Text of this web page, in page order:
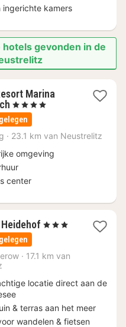
ingerichte kamers
gevonden in de
Marina
2
nachten
vanaf
€
, 4 Sterren
· 23.1 km van Neustrelitz
omgeving
center
1
€
, 3 Sterren
· 17.1 km van
locatie direct aan de
& terras aan het meer
wandelen & fietsen